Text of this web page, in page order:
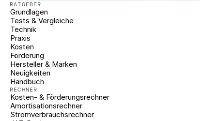
RATGEBER
Grundlagen
Tests & Vergleiche
Technik
Praxis
Kosten
Förderung
Hersteller & Marken
Neuigkeiten
Handbuch
RECHNER
Kosten- & Förderungsrechner
Amortisationsrechner
Stromverbrauchsrechner